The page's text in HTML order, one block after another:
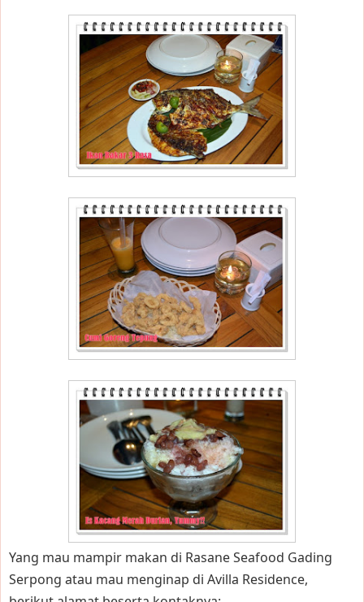
Yang mau mampir makan di Rasane Seafood Gading
Serpong atau mau menginap di Avilla Residence,